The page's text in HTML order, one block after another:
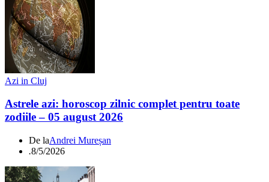
Azi in Cluj
Astrele azi: horoscop zilnic complet pentru toate
zodiile – 05 august 2026
De laAndrei Mureșan
.8/5/2026